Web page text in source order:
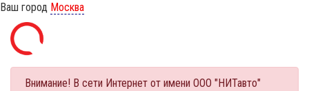
Ваш город Москва
Внимание! В сети Интернет от имени ООО "НИТавто"